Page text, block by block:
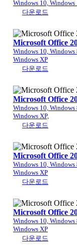
Windows 10, Windows
다운로드
Microsoft Office
Windows 10, Windows
Windows XP
다운로드
Microsoft Office
Windows 10, Windows
Windows XP,
다운로드
Microsoft Office
Windows 10, Windows
Windows XP
다운로드
Microsoft Office
Windows 10, Windows
Windows XP
다운로드